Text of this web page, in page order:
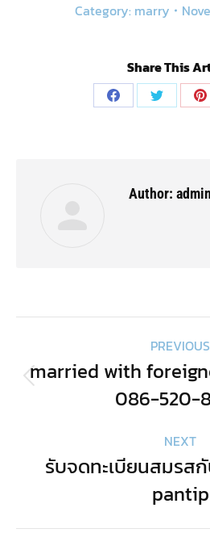
Category: marry
Share This
Share Share
Author: admin
navigation
PREVIOUS
post:
married with
086-520-
NEXT
Next
post:
รับจดทะเบียนสมรส
pantip